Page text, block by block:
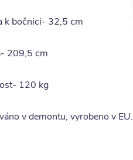
k bočnici- 32,5 cm
209,5 cm
120 kg
v demontu, vyrobeno v EU.